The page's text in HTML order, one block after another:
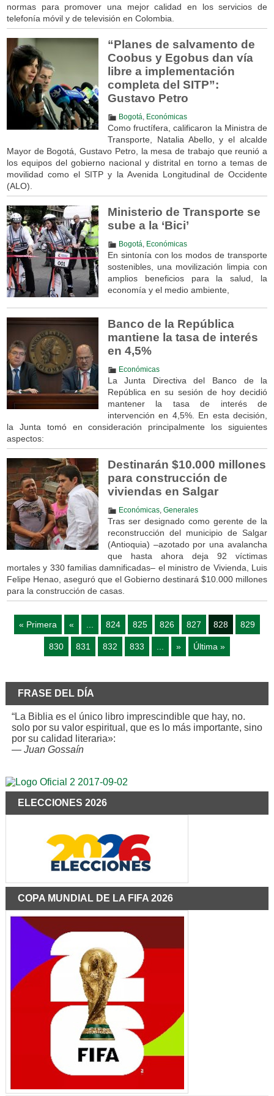
normas para promover una mejor calidad en los servicios de
telefonía móvil y de televisión en Colombia.
“Planes de salvamento de
Coobus y Egobus dan vía
libre a implementación
completa del SITP”:
Gustavo Petro
Bogotá Económicas
Como fructífera, calificaron la Ministra de
Transporte, Natalia Abello, y el alcalde
Mayor de Bogotá, Gustavo Petro, la mesa de trabajo que reunió a
los equipos del gobierno nacional y distrital en torno a temas de
movilidad como el SITP y la Avenida Longitudinal de Occidente
(ALO).
Ministerio de Transporte se
sube a la ‘Bici’
Bogotá Económicas
En sintonía con los modos de transporte
sostenibles, una movilización limpia con
amplios beneficios para la salud, la
economía y el medio ambiente,
Banco de la República
mantiene la tasa de interés
en 4,5%
Económicas
La Junta Directiva del Banco de la
República en su sesión de hoy decidió
mantener la tasa de interés de
intervención en 4,5%. En esta decisión,
la Junta tomó en consideración principalmente los siguientes
aspectos:
Destinarán $10.000 millones
para construcción de
viviendas en Salgar
Económicas, Generales
Tras ser designado como gerente de la
reconstrucción del municipio de Salgar
(Antioquia) –azotado por una avalancha
que hasta ahora deja 92 víctimas
mortales y 330 familias damnificadas– el ministro de Vivienda, Luis
Felipe Henao, aseguró que el Gobierno destinará $10.000 millones
para la construcción de casas.
« Primera « 824 825 826 827 828 829
830 831 832 833 » Última »
FRASE DEL DÍA
“La Biblia es el único libro imprescindible que hay, no.
solo por su valor espiritual, que es lo más importante, sino
por su calidad literaria»:
— Juan Gossaín
ELECCIONES 2026
COPA MUNDIAL DE LA FIFA 2026